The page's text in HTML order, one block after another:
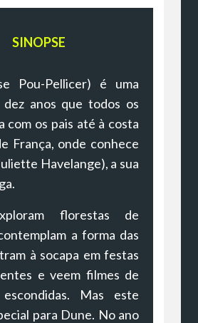
SINOPSE
Pou-Pellicer) é uma
dez anos que todos os
com os pais até à costa
França, onde conhece
Havelange), a sua
florestas de
a forma das
à socapa em festas
e veem filmes de
Mas este
para Dune. No ano